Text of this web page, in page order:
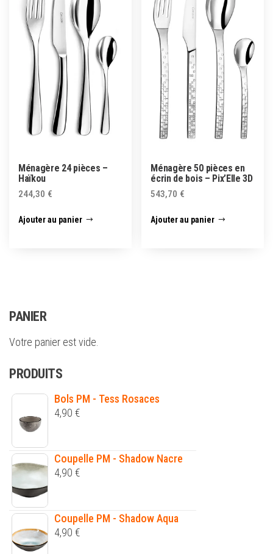
Ménagère 24 pièces –
Haïkou
244,30 €
Ajouter au panier
Ménagère 50 pièces en
écrin de bois – Pix’Elle 3D
543,70 €
Ajouter au panier
PANIER
Votre panier est vide.
PRODUITS
Bols PM - Tess Rosaces
4,90 €
Coupelle PM - Shadow Nacre
4,90 €
Coupelle PM - Shadow Aqua
4,90 €